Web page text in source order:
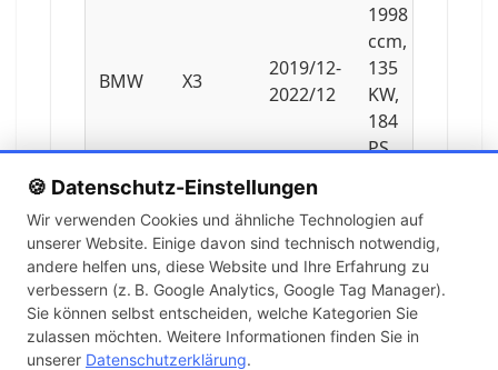
🍪 Datenschutz-Einstellungen
Wir verwenden Cookies und ähnliche Technologien auf
unserer Website. Einige davon sind technisch notwendig,
andere helfen uns, diese Website und Ihre Erfahrung zu
verbessern (z. B. Google Analytics, Google Tag Manager).
Sie können selbst entscheiden, welche Kategorien Sie
zulassen möchten. Weitere Informationen finden Sie in
unserer Datenschutzerklärung.
BMW X3
2019/12-
2022/12
1998
ccm,
135
KW,
184
PS
BMW X3
2020/09-
2025/12
KW,
286
PS
2993